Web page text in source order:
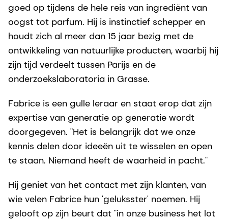
goed op tijdens de hele reis van ingrediënt van
oogst tot parfum. Hij is instinctief schepper en
houdt zich al meer dan 15 jaar bezig met de
ontwikkeling van natuurlijke producten, waarbij hij
zijn tijd verdeelt tussen Parijs en de
onderzoekslaboratoria in Grasse.
Fabrice is een gulle leraar en staat erop dat zijn
expertise van generatie op generatie wordt
doorgegeven. "Het is belangrijk dat we onze
kennis delen door ideeën uit te wisselen en open
te staan. Niemand heeft de waarheid in pacht."
Hij geniet van het contact met zijn klanten, van
wie velen Fabrice hun 'geluksster' noemen. Hij
gelooft op zijn beurt dat "in onze business het lot